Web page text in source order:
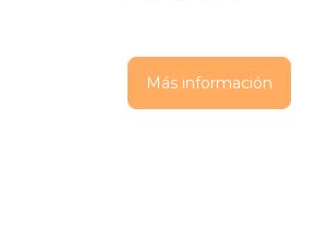
Más información